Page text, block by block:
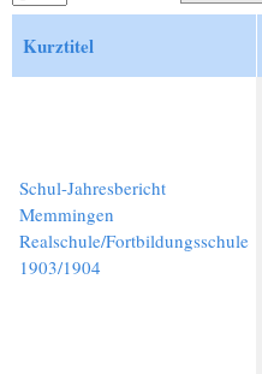
Kurztitel
Schul-Jahresbericht
Memmingen
Realschule/Fortbildungsschule
1903/1904